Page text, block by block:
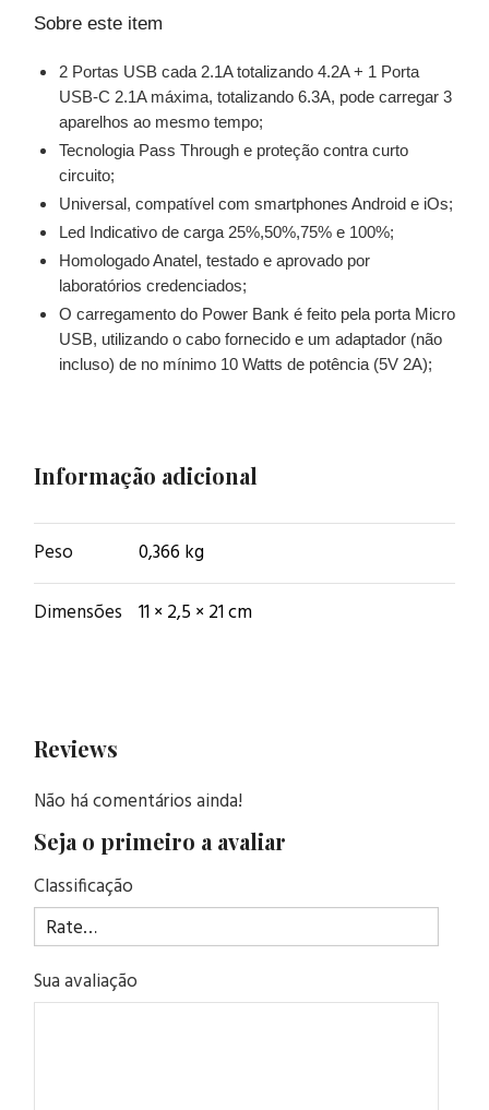
Sobre este item
2 Portas USB cada 2.1A totalizando 4.2A + 1 Porta
USB-C 2.1A máxima, totalizando 6.3A, pode carregar 3
aparelhos ao mesmo tempo;
Tecnologia Pass Through e proteção contra curto
circuito;
Universal, compatível com smartphones Android e iOs;
Led Indicativo de carga 25%,50%,75% e 100%;
Homologado Anatel, testado e aprovado por
laboratórios credenciados;
O carregamento do Power Bank é feito pela porta Micro
USB, utilizando o cabo fornecido e um adaptador (não
incluso) de no mínimo 10 Watts de potência (5V 2A);
Informação adicional
Peso 0,366 kg
Dimensões 11 × 2,5 × 21 cm
Reviews
Não há comentários ainda!
Seja o primeiro a avaliar
Classificação
Sua avaliação